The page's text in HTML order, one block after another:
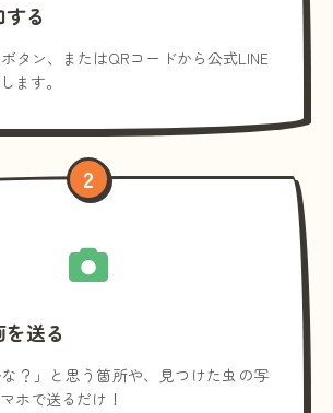
る
タン、またはQRコードから公式LINE
ます。
2
送る
な？」と思う箇所や、見つけた虫の写
ホで送るだけ！